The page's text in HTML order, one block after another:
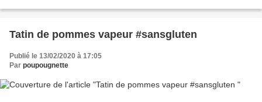
Tatin de pommes vapeur #sansgluten
Publié le 13/02/2020 à 17:05
Par poupougnette